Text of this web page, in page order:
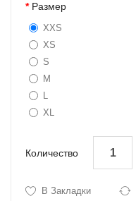
Размер
XXS
XS
S
M
L
XL
Количество
В Закладки